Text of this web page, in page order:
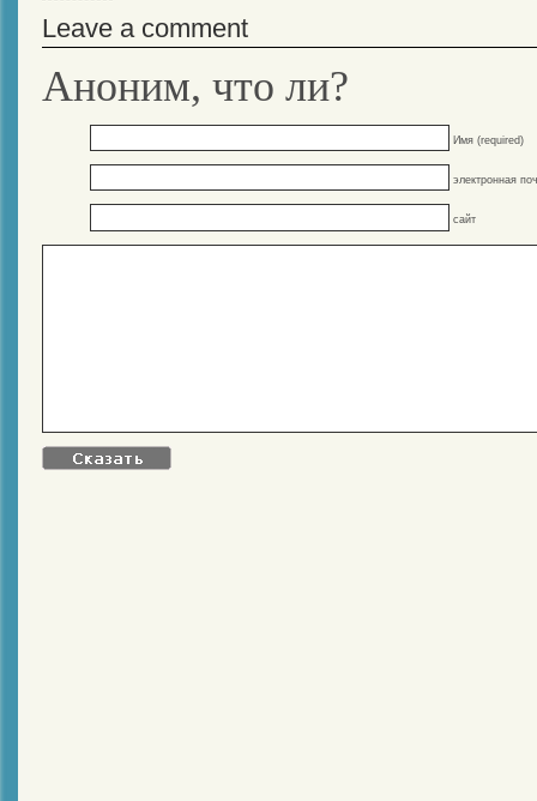
Leave a comment
Аноним, что ли?
Имя (required)
электронная
сайт